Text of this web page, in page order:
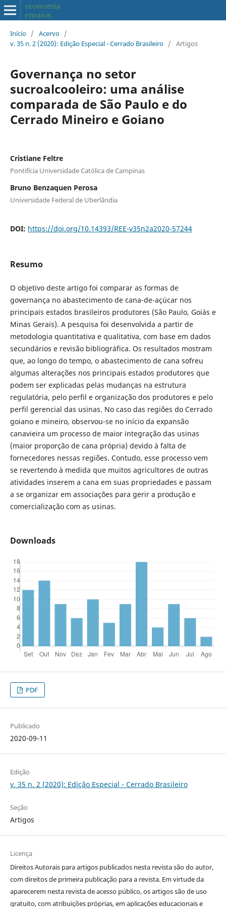
Início / Acervo /
v. 35 n. 2 (2020): Edição Especial - Cerrado Brasileiro / Artigos
Governança no setor
sucroalcooleiro: uma análise
comparada de São Paulo e do
Cerrado Mineiro e Goiano
Cristiane Feltre
Pontifícia Universidade Católica de Campinas
Bruno Benzaquen Perosa
Universidade Federal de Uberlândia
DOI: https://doi.org/10.14393/REE-v35n2a2020-57244
Resumo
O objetivo deste artigo foi comparar as formas de
governança no abastecimento de cana-de-açúcar nos
principais estados brasileiros produtores (São Paulo, Goiás e
Minas Gerais). A pesquisa foi desenvolvida a partir de
metodologia quantitativa e qualitativa, com base em dados
secundários e revisão bibliográfica. Os resultados mostram
que, ao longo do tempo, o abastecimento de cana sofreu
algumas alterações nos principais estados produtores que
podem ser explicadas pelas mudanças na estrutura
regulatória, pelo perfil e organização dos produtores e pelo
perfil gerencial das usinas. No caso das regiões do Cerrado
goiano e mineiro, observou-se no início da expansão
canavieira um processo de maior integração das usinas
(maior proporção de cana própria) devido à falta de
fornecedores nessas regiões. Contudo, esse processo vem
se revertendo à medida que muitos agricultores de outras
atividades inserem a cana em suas propriedades e passam
a se organizar em associações para gerir a produção e
comercialização com as usinas.
Downloads
PDF
Publicado
2020-09-11
Edição
v. 35 n. 2 (2020): Edição Especial - Cerrado Brasileiro
Seção
Artigos
Licença
Direitos Autorais para artigos publicados nesta revista são do autor,
com direitos de primeira publicação para a revista. Em virtude da
aparecerem nesta revista de acesso público, os artigos são de uso
gratuito, com atribuições próprias, em aplicações educacionais e